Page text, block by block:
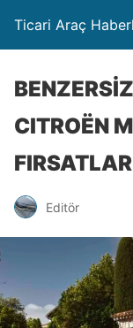
Ticari Araç
CITROËN
Editör